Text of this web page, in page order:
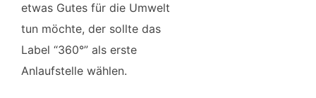
etwas Gutes für die Umwelt
tun möchte, der sollte das
Label “360°” als erste
Anlaufstelle wählen.